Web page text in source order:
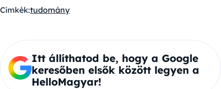
Címkék:tudomány
Itt állíthatod be, hogy a Google
keresőben elsők között legyen a
HelloMagyar!